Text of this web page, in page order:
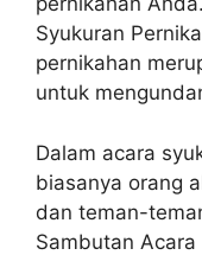
Syukuran
pernikahan
untuk
Dalam acara
biasanya orang
dan teman-
Sambutan